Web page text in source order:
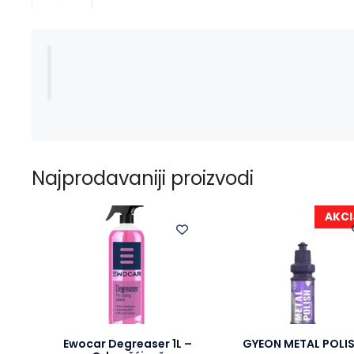
Najprodavaniji proizvodi
Ewocar Degreaser 1L –
GYEON METAL